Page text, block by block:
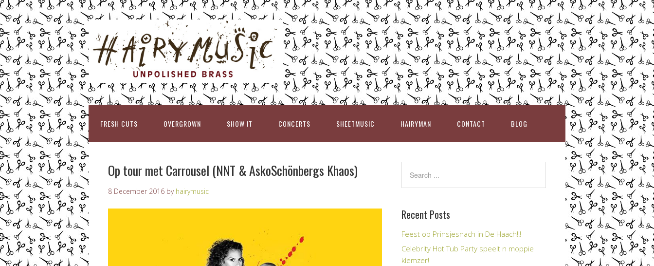
FRESH CUTS OVERGROWN SHOW IT CONCERTS SHEETMUSIC HAIRYMAN CONTACT BLOG
Op tour met Carrousel (NNT & AskoSchönbergs Khaos)
8 December 2016 by hairymusic
Recent Posts
Feest op Prinsjesnach in De Haach!!!
Celebrity Hot Tub Party speelt n moppie
klemzer!